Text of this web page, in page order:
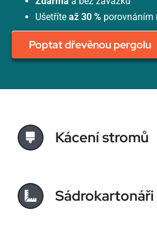
Ušetříte až 30 %porovnáním
Poptat dřevěnou pergolu
Kácení stromů
Sádrokartonáři